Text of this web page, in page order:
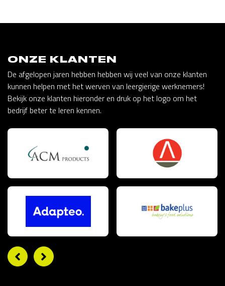
ONZE KLANTEN
De afgelopen jaren hebben hebben wij veel van onze klanten
kunnen helpen met het werven van leergierige werknemers!
Bekijk onze klanten hieronder en druk op het logo om het
bedrijf beter te leren kennen.